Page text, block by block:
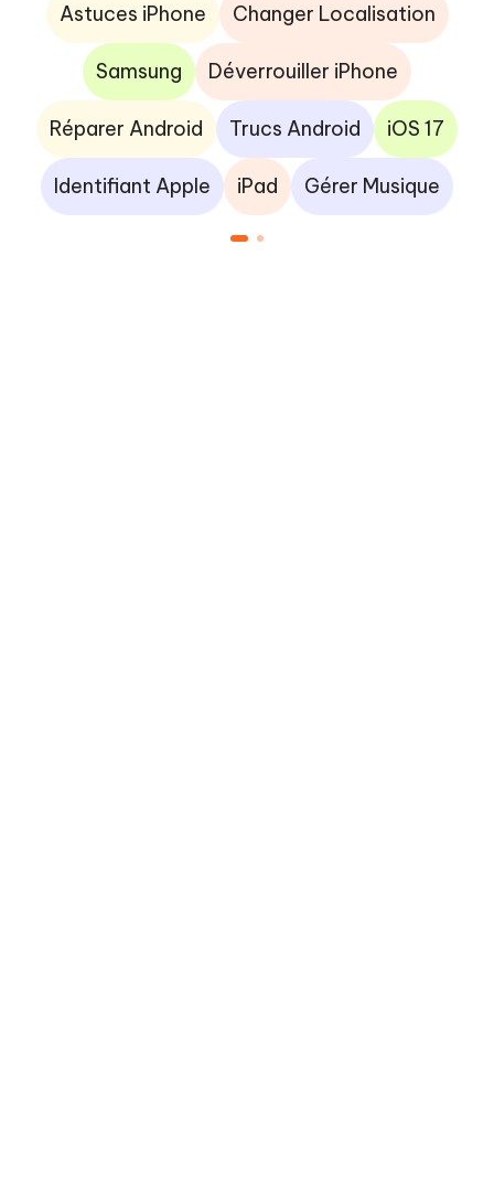
Astuces iPhone Changer Localisation
Samsung Déverrouiller iPhone
Réparer Android Trucs Android iOS 17
Identifiant Apple iPad Gérer Musique